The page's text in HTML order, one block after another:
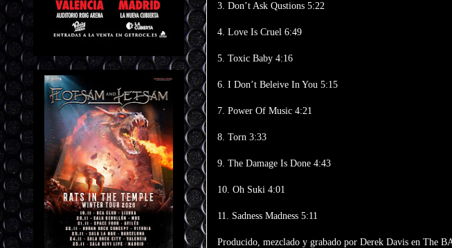
3. Don’t Ask Qustions 5:22
4. Love Is Cruel 6:49
5. Toxic Baby 4:16
6. I Don’t Beleive In You 5:15
7. Power Of Music 4:21
8. Torn 3:33
9. The Damage Is Done 4:43
10. Oh Suki 4:01
11. Sadness Madness 5:11
Producido, mezclado y grabado por Derek Davis en The